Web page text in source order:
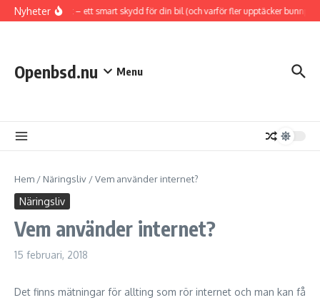
Hoppa till innehåll
NyheterHasplåt – ett smart skydd för din bil (och varför fler upptäcker
Openbsd.nu Menu
Hem / Näringsliv /Vem använder internet?
Näringsliv
Vem använder internet?
15 februari, 2018
Det finns mätningar för allting som rör internet och man kan få